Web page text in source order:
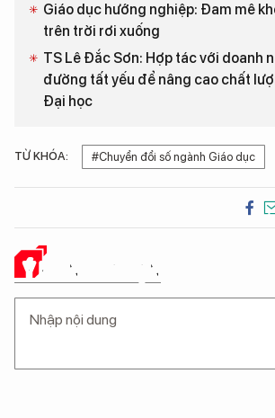
Giáo dục hướng nghiệp: Đam mê
trên trời rơi xuống
TS Lê Đắc Sơn: Hợp tác với doanh
đường tất yếu để nâng cao chất
Đại học
TỪ KHÓA: #Chuyển đổi số ngành Giáo dục
Ý KIẾN CỦA BẠN